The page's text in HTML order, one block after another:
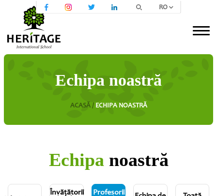
RO
Echipa noastră
ACASĂ / ECHIPA NOASTRĂ
Echipanoastră
Învăţătorii
Profesorii